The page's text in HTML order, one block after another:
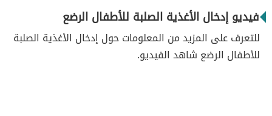
فيديو إدخال الأغذية الصلبة للأطفال الرضع
للتعرف على المزيد من المعلومات حول إدخال الأغذية الصلبة
للأطفال الرضع شاهد الفيديو.